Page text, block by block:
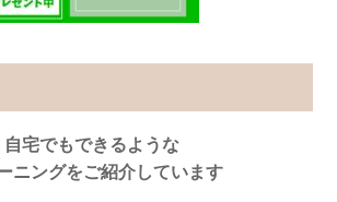
自宅でもできるような
ニングをご紹介しています